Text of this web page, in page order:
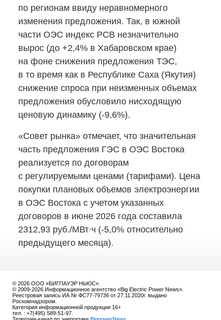
по регионам ввиду неравномерного
изменения предложения. Так, в южной
части ОЭС индекс РСВ незначительно
вырос (до +2,4% в Хабаровском крае)
на фоне снижения предложения ТЭС,
в то время как в Республике Саха (Якутия)
снижение спроса при неизменных объемах
предложения обусловило нисходящую
ценовую динамику (-9,6%).
«Совет рынка» отмечает, что значительная
часть предложения ГЭС в ОЭС Востока
реализуется по договорам
с регулируемыми ценами (тарифами). Цена
покупки плановых объемов электроэнергии
в ОЭС Востока с учетом указанных
договоров в июне 2026 года составила
2312,93 руб./МВт∙ч (-5,0% относительно
предыдущего месяца).
© 2026 ООО «БИГПАУЭР НЬЮС».
© 2009-2026 Информационное агентство «Big Electric Power News».
Реестровая запись ИА № ФС77-79736 от 27.11.2020г. выдано
Роскомнадзором.
Категория информационной продукции 16+
тел. : +7(495) 589-51-97.